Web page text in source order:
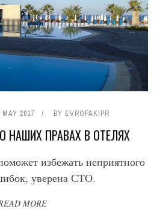
MAY 2017 BY EVROPAKIPR
НАШИХ ПРАВАХ В ОТЕЛЯХ
избежать неприятного
уверена СТО.
MORE